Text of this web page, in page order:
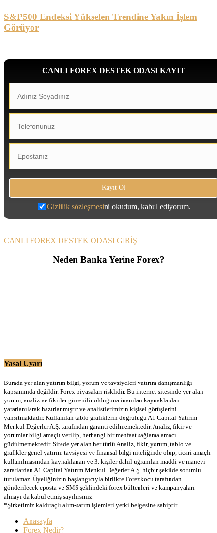
S&P500 Endeksi Yükselen Trendine Yakın İşlem
Görüyor
CANLI FOREX DESTEK ODASI KAYIT
Gizlilik sözleşmesini okudum, kabul ediyorum.
CANLI FOREX DESTEK ODASI GİRİŞ
Neden Banka Yerine Forex?
Yasal Uyarı
Burada yer alan yatırım bilgi, yorum ve tavsiyeleri yatırım danışmanlığı
kapsamında değildir. Forex piyasaları risklidir. Bu internet sitesinde yer alan
yorum, analiz ve fikirler güvenilir olduğuna inanılan kaynaklardan
yararlanılarak hazırlanmıştır ve analistlerimizin kişisel görüşlerini
yansıtmaktadır. Kullanılan tablo grafiklerin doğruluğu A1 Capital Yatırım
Menkul Değerler A.Ş. tarafından garanti edilmemektedir. Analiz, fikir ve
yorumlar bilgi amaçlı verilip, herhangi bir menfaat sağlama amacı
güdülmemektedir. Sitede yer alan her türlü Analiz, fikir, yorum, tablo ve
grafikler genel yatırım tavsiyesi ve finansal bilgi niteliğinde olup, ticari amaçlı
kullanılmasından kaynaklanan ve 3. kişiler dahil uğranılan maddi ve manevi
zararlardan A1 Capital Yatırım Menkul Değerler A.Ş. hiçbir şekilde sorumlu
tutulamaz. Üyeliğinizin başlangıcıyla birlikte Forexkocu tarafından
gönderilecek eposta ve SMS şeklindeki forex bültenleri ve kampanyaları
almayı da kabul etmiş sayılırsınız.
*Şirketimiz kaldıraçlı alım-satım işlemleri yetki belgesine sahiptir.
Anasayfa
Forex Nedir?